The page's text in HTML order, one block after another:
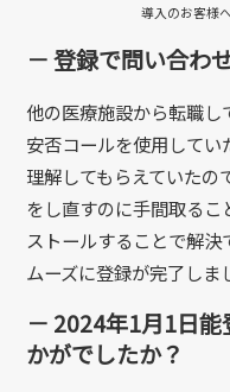
導入のお客様
－ 登録で問い合わ
他の医療施設から転職し
安否コールを使用してい
理解してもらえていた
をし直すのに手間取る
ストールすることで解
ムーズに登録が完了しま
－ 2024年1月1日
かがでしたか？